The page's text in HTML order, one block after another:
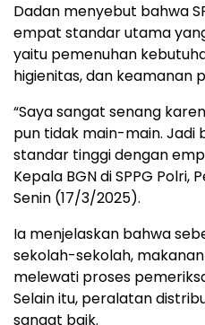
Dadan menyebut bahwa
empat standar utama
yaitu pemenuhan
higienitas, dan keamanan
“Saya sangat senang
pun tidak main-main.
standar tinggi dengan
Kepala BGN di SPPG Polri,
Senin (17/3/2025).
Ia menjelaskan bahwa
sekolah-sekolah,
melewati proses
Selain itu, peralatan
sangat baik.